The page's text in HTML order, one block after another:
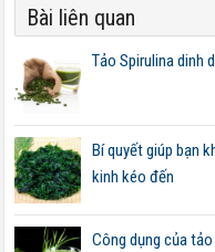
Bài liên quan
Tảo Spirulina dinh
Bí quyết giúp bạn
kinh kéo đến
Công dụng của